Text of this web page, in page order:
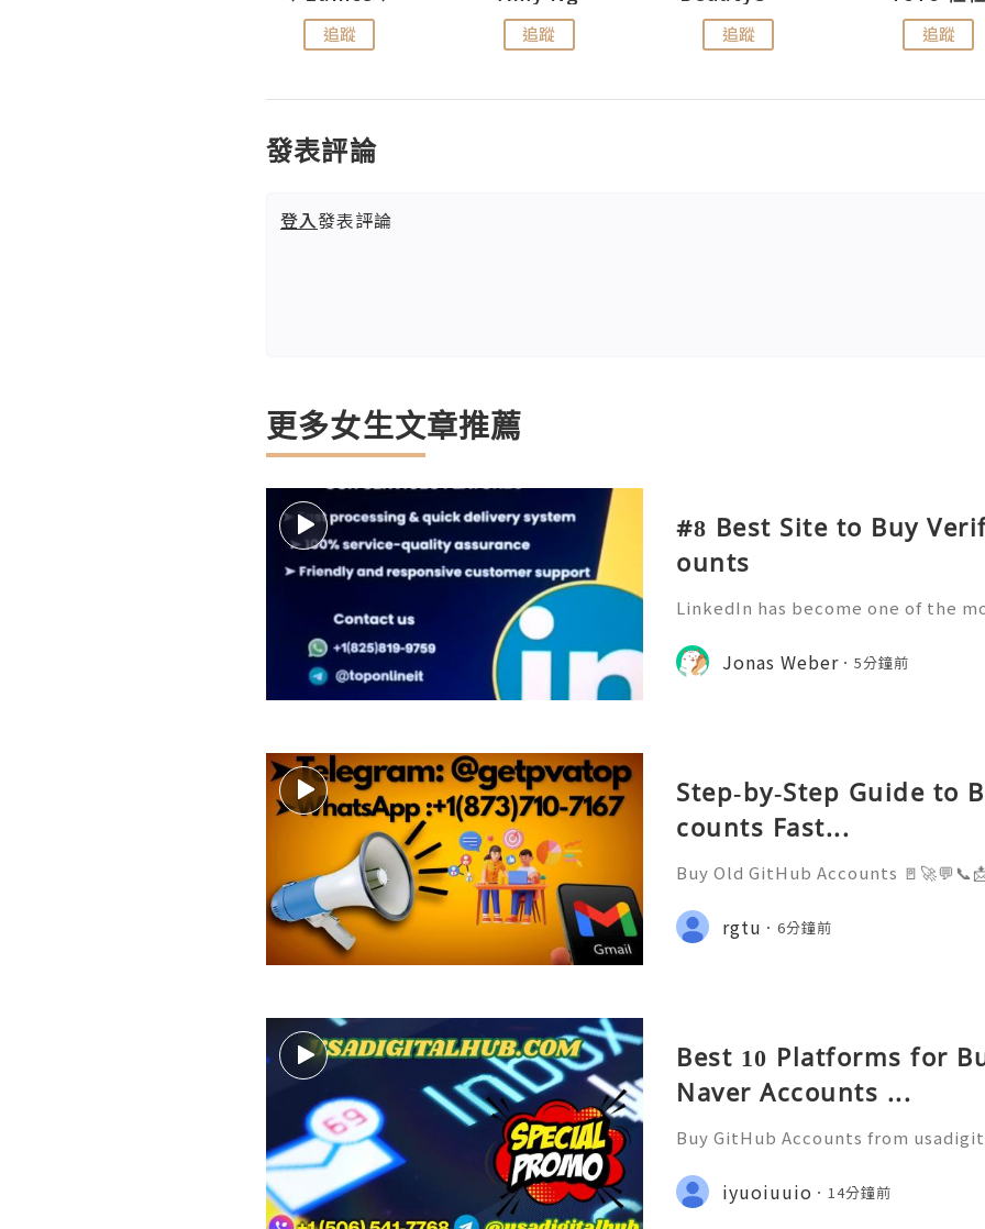
追蹤 追蹤 追蹤 追蹤
發表評論
登入發表評論
更多女生文章推薦
#8 Best Site to Buy
ounts
LinkedIn has become one of the
s, business owners, recruiters,
use LinkedIn to create c
Jonas Weber 5分鐘前
Step‑by‑Step Guide to
counts Fast...
Buy Old GitHub Accounts
24/7 💼⏰📩🌟🌐✨ Telegram:
App: +1(873)710-7167
rgtu 6分鐘前
Best 10 Platforms for
Naver Accounts ...
Buy GitHub Accounts from
tsApp: +1 (506) 541-7768
ub 🎮✨💎🌐🚀⭐ Discord:
iyuoiuuio 14分鐘前